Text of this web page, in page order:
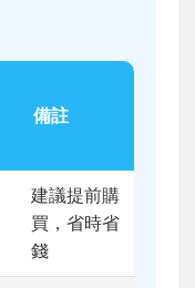
備註
建議提前購
買，省時省
錢